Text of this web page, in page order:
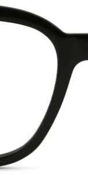
Glasbreite
Glasbreite